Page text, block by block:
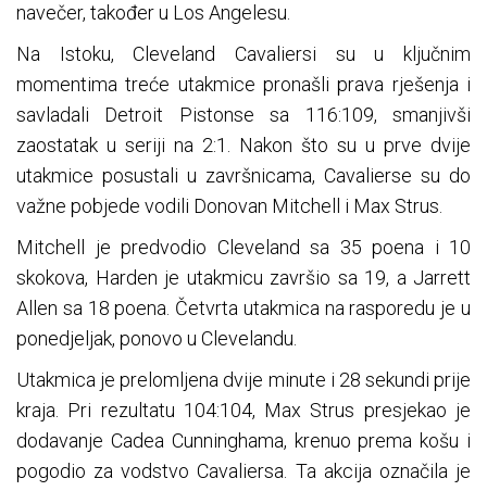
navečer, također u Los Angelesu.
Na Istoku, Cleveland Cavaliersi su u ključnim
momentima treće utakmice pronašli prava rješenja i
savladali Detroit Pistonse sa 116:109, smanjivši
zaostatak u seriji na 2:1. Nakon što su u prve dvije
utakmice posustali u završnicama, Cavalierse su do
važne pobjede vodili Donovan Mitchell i Max Strus.
Mitchell je predvodio Cleveland sa 35 poena i 10
skokova, Harden je utakmicu završio sa 19, a Jarrett
Allen sa 18 poena. Četvrta utakmica na rasporedu je u
ponedjeljak, ponovo u Clevelandu.
Utakmica je prelomljena dvije minute i 28 sekundi prije
kraja. Pri rezultatu 104:104, Max Strus presjekao je
dodavanje Cadea Cunninghama, krenuo prema košu i
pogodio za vodstvo Cavaliersa. Ta akcija označila je